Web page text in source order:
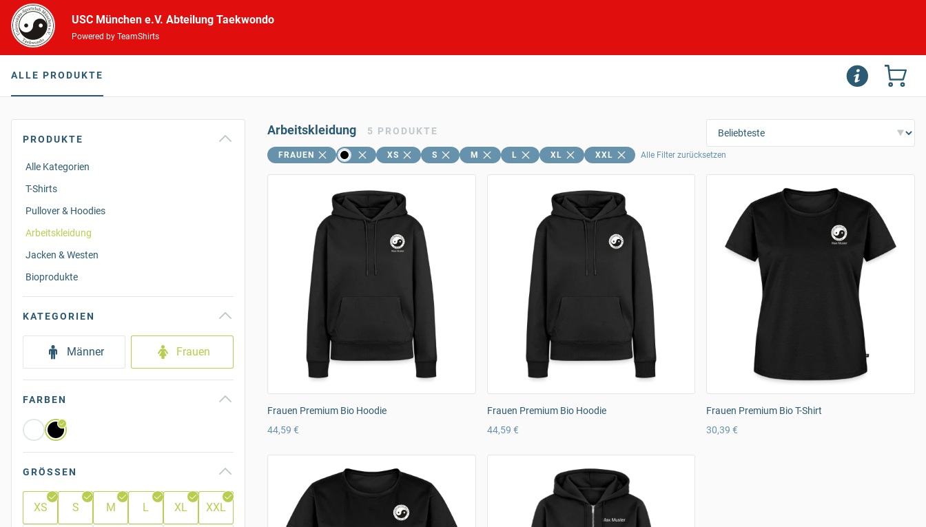
USC München e.V. Abteilung Taekwondo
Powered by TeamShirts
ALLE PRODUKTE
PRODUKTE
Alle Kategorien
T-Shirts
Pullover & Hoodies
Arbeitskleidung
Jacken & Westen
Bioprodukte
KATEGORIEN
Männer Frauen
FARBEN
GRÖSSEN
XS S M L XL XXL
Arbeitskleidung 5 PRODUKTE
FRAUEN XS S M L XL XXL Alle Filter zurücksetzen
Frauen Premium Bio Hoodie
44,59 €
Frauen Premium Bio Hoodie
44,59 €
Frauen Premium Bio T-Shirt
30,39 €